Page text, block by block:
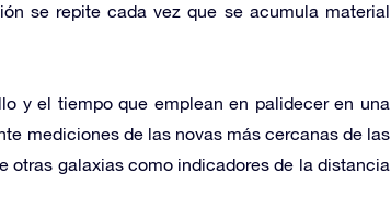
se repite cada vez que se acumula material
y el tiempo que emplean en palidecer en una
mediciones de las novas más cercanas de las
otras galaxias como indicadores de la distancia